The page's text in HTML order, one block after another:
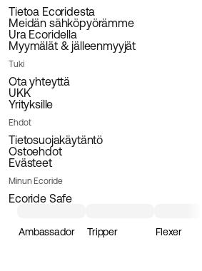
Tietoa Ecoridesta
Meidän sähköpyörämme
Ura Ecoridella
Myymälät & jälleenmyyjät
Tuki
Ota yhteyttä
UKK
Yrityksille
Ehdot
Tietosuojakäytäntö
Ostoehdot
Evästeet
Minun Ecoride
Ecoride Safe
Ambassador Tripper Flexer